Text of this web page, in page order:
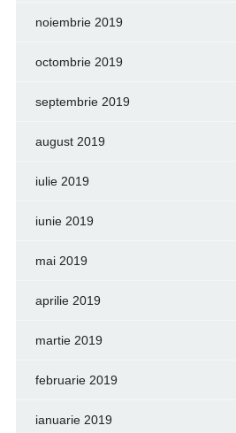
noiembrie 2019
octombrie 2019
septembrie 2019
august 2019
iulie 2019
iunie 2019
mai 2019
aprilie 2019
martie 2019
februarie 2019
ianuarie 2019